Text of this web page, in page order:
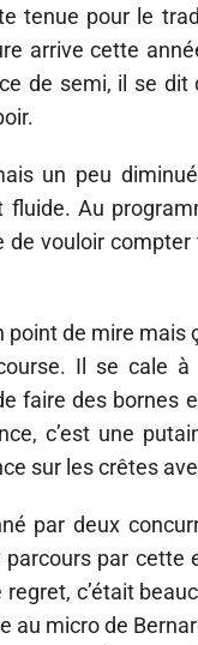
tenue pour le
arrive cette
de semi, il se
un peu
Au
vouloir
de mire
Il se cale
faire des bornes
c’est une
sur les crêtes
par deux
par
regret, c’était
micro de